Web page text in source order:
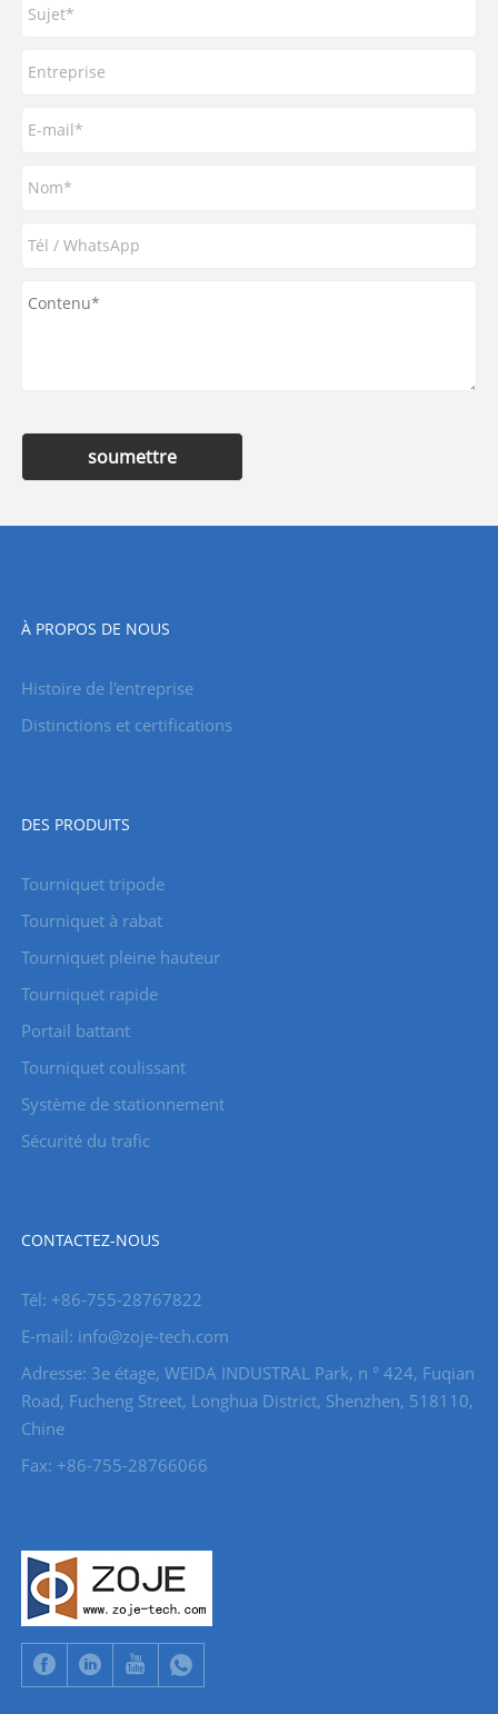
soumettre
À PROPOS DE NOUS
Histoire de l'entreprise
Distinctions et certifications
DES PRODUITS
Tourniquet tripode
Tourniquet à rabat
Tourniquet pleine hauteur
Tourniquet rapide
Portail battant
Tourniquet coulissant
Système de stationnement
Sécurité du trafic
CONTACTEZ-NOUS
Tél: +86-755-28767822
E-mail: info@zoje-tech.com
Adresse: 3e étage, WEIDA INDUSTRAL Park, n ° 424, Fuqian
Road, Fucheng Street, Longhua District, Shenzhen, 518110,
Chine
Fax: +86-755-28766066